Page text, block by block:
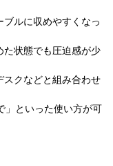
ルに収めやすくなっ
た状態でも圧迫感が少
スクなどと組み合わせ
」といった使い方が可